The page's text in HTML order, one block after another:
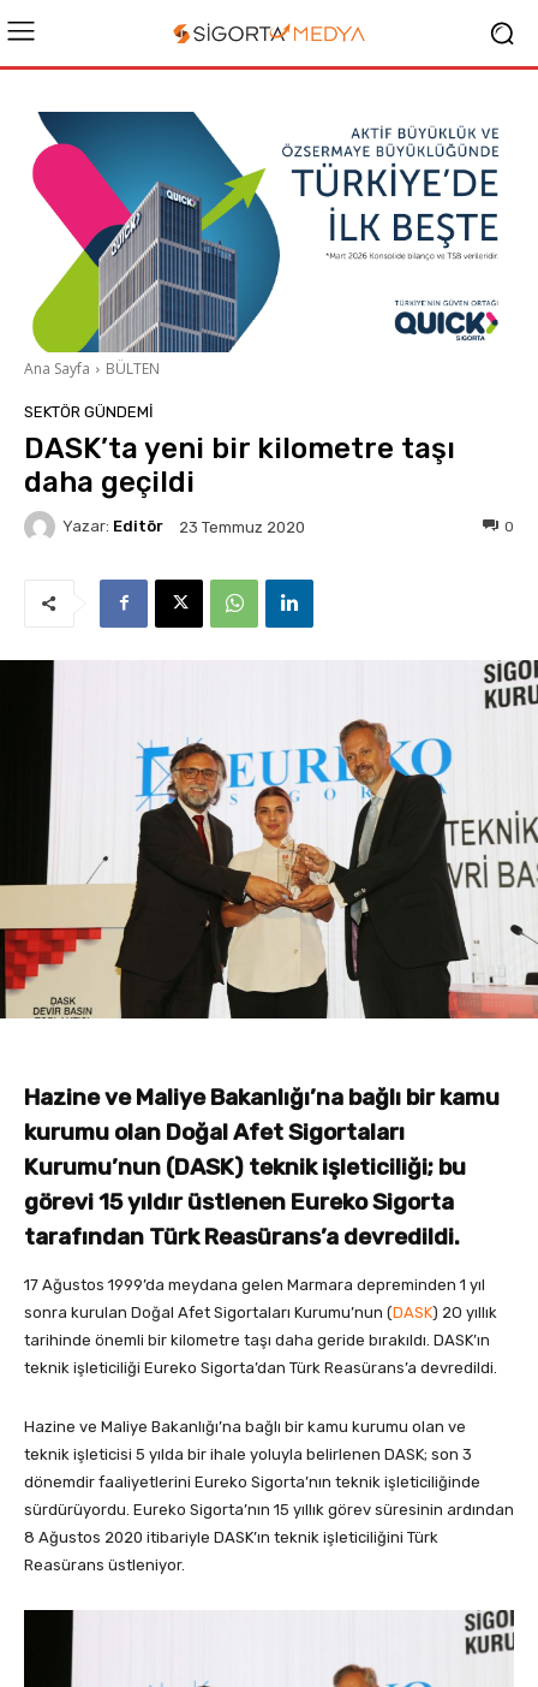
Ana Sayfa BÜLTEN
SEKTÖR GÜNDEMİ
DASK’ta yeni bir kilometre taşı
daha geçildi
Yazar: Editör 23 Temmuz 2020 0
Hazine ve Maliye Bakanlığı’na bağlı bir kamu
kurumu olan Doğal Afet Sigortaları
Kurumu’nun (DASK) teknik işleticiliği; bu
görevi 15 yıldır üstlenen Eureko Sigorta
tarafından Türk Reasürans’a devredildi.
17 Ağustos 1999’da meydana gelen Marmara depreminden 1 yıl
sonra kurulan Doğal Afet Sigortaları Kurumu’nun (DASK) 2O yıllık
tarihinde önemli bir kilometre taşı daha geride bırakıldı. DASK’ın
teknik işleticiliği Eureko Sigorta’dan Türk Reasürans’a devredildi.
Hazine ve Maliye Bakanlığı’na bağlı bir kamu kurumu olan ve
teknik işleticisi 5 yılda bir ihale yoluyla belirlenen DASK; son 3
dönemdir faaliyetlerini Eureko Sigorta’nın teknik işleticiliğinde
sürdürüyordu. Eureko Sigorta’nın 15 yıllık görev süresinin ardından
8 Ağustos 2020 itibariyle DASK’ın teknik işleticiliğini Türk
Reasürans üstleniyor.